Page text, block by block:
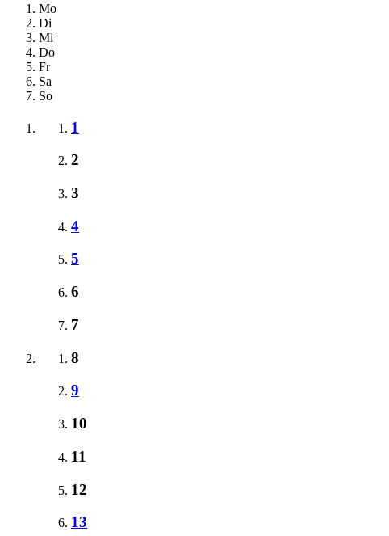
Mo
Di
Mi
Do
Fr
Sa
So
1
2
3
4
5
6
7
8
9
10
11
12
13